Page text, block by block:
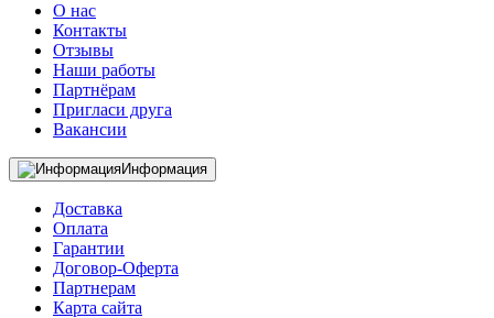
О нас
Контакты
Отзывы
Наши работы
Партнёрам
Пригласи друга
Вакансии
Информация
Доставка
Оплата
Гарантии
Договор-Оферта
Партнерам
Карта сайта